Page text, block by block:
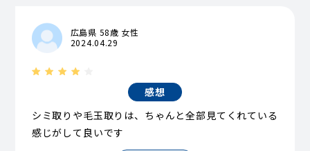
広島県 58歳 女性
2024.04.29
感想
シミ取りや毛玉取りは、ちゃんと全部見てくれている
感じがして良いです